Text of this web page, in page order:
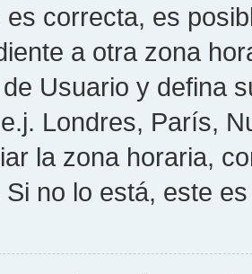
es correcta, es
a otra zona
Usuario y defina
Londres, París,
la zona horaria,
no lo está, este